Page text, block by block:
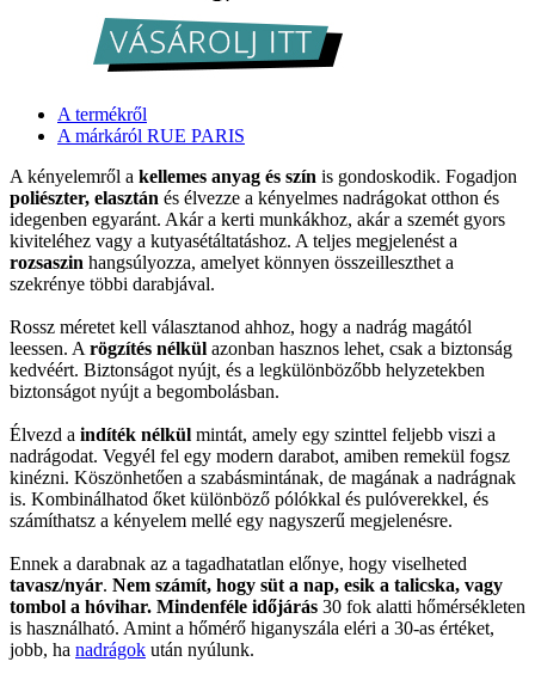
A termékről
A márkáról RUE PARIS
A kényelemről a kellemes anyag és szín is gondoskodik. Fogadjon
poliészter, elasztán és élvezze a kényelmes nadrágokat otthon és
idegenben egyaránt. Akár a kerti munkákhoz, akár a szemét gyors
kiviteléhez vagy a kutyasétáltatáshoz. A teljes megjelenést a
rozsaszin hangsúlyozza, amelyet könnyen összeilleszthet a
szekrénye többi darabjával.
Rossz méretet kell választanod ahhoz, hogy a nadrág magától
leessen. A rögzítés nélkül azonban hasznos lehet, csak a biztonság
kedvéért. Biztonságot nyújt, és a legkülönbözőbb helyzetekben
biztonságot nyújt a begombolásban.
Élvezd a indíték nélkül mintát, amely egy szinttel feljebb viszi a
nadrágodat. Vegyél fel egy modern darabot, amiben remekül fogsz
kinézni. Köszönhetően a szabásmintának, de magának a nadrágnak
is. Kombinálhatod őket különböző pólókkal és pulóverekkel, és
számíthatsz a kényelem mellé egy nagyszerű megjelenésre.
Ennek a darabnak az a tagadhatatlan előnye, hogy viselheted
tavasz/nyár. Nem számít, hogy süt a nap, esik a talicska, vagy
tombol a hóvihar. Mindenféle időjárás 30 fok alatti hőmérsékleten
is használható. Amint a hőmérő higanyszála eléri a 30-as értéket,
jobb, ha nadrágok után nyúlunk.